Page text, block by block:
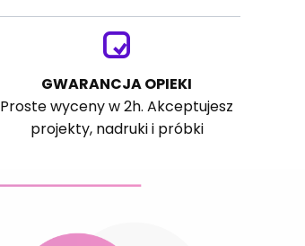
GWARANCJA OPIEKI
Proste wyceny w 2h. Akceptujesz
projekty, nadruki i próbki